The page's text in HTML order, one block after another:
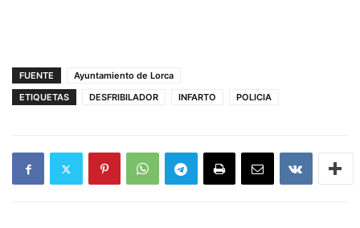
FUENTE
Ayuntamiento de Lorca
ETIQUETAS
DESFRIBILADOR INFARTO POLICIA